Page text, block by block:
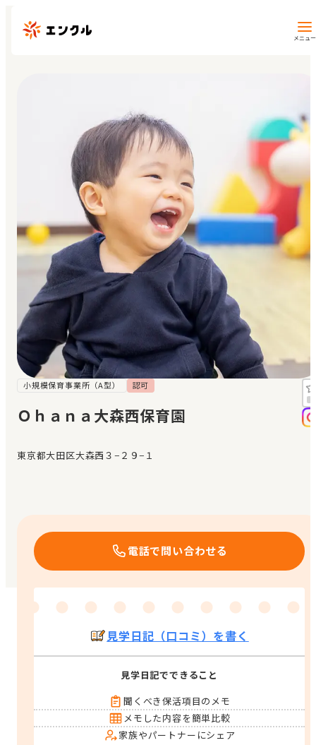
メニュー
地図から探す
地域から探す
マイページ
閲覧履歴
お気に入り
見学日記
メッセージ
おすすめの園
エンクルの特徴と活用方法
小規模保育事業所（A型） 認可
Ｏｈａｎａ大森西保育園
東京都大田区大森西３−２９−１
電話で問い合わせる
見学日記（口コミ）を書く
見学日記でできること
聞くべき保活項目のメモ
メモした内容を簡単比較
家族やパートナーにシェア